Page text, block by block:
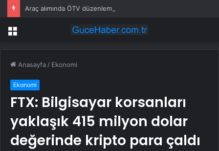
Menü
Anasayfa / Ekonomi
Ekonomi
FTX: Bilgisayar korsanları
yaklaşık 415 milyon dolar
değerinde kripto para çaldı